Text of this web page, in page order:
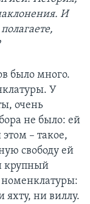
И
было много.
У
очень
не было: ей
– такое,
свободу ей
крупный
номенклатуры:
яхту, ни виллу.